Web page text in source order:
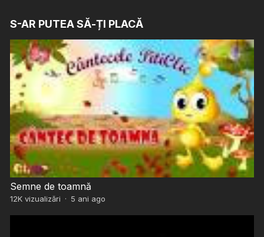
S-AR PUTEA SĂ-ȚI PLACĂ
Semne de toamnă
12Kvizualizări · 5 ani ago